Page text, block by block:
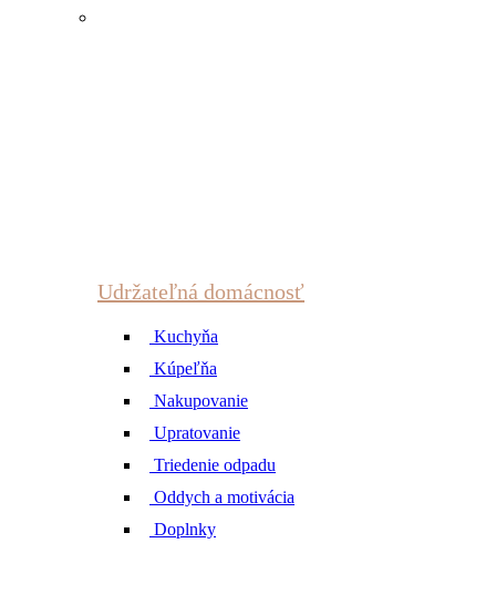
Udržateľná domácnosť
Kuchyňa
Kúpeľňa
Nakupovanie
Upratovanie
Triedenie odpadu
Oddych a motivácia
Doplnky